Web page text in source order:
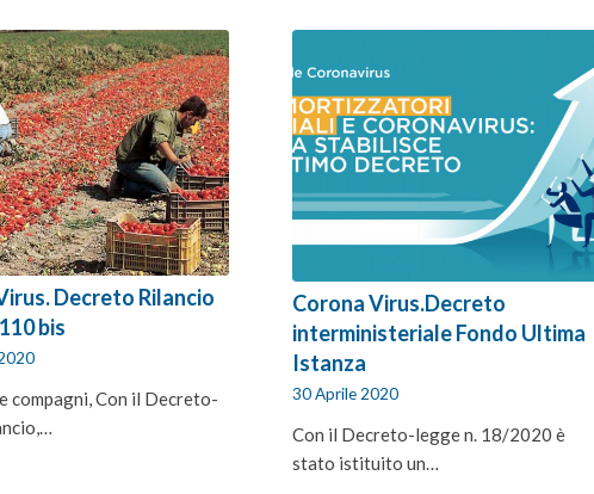
Decreto Rilancio
bis
compagni, Con il Decreto-
Corona Virus.Decreto
interministeriale Fondo Ultima
Istanza
30 Aprile 2020
Con il Decreto-legge n. 18/2020 è
stato istituito un…